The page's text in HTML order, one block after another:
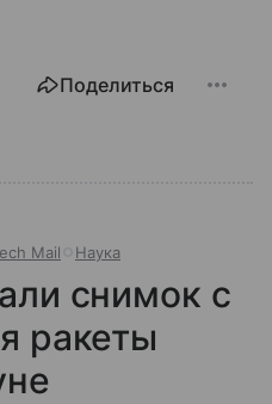
Поделиться
Mail Наука
снимок с
ракеты